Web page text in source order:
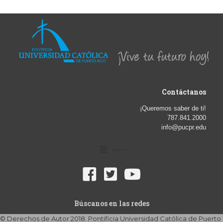
Contáctanos
¡Queremos saber de ti!
787.841.2000
info@pucpr.edu
Búscanos en las redes
© Derechos de Autor 2018. Pontificia Universidad Católica de Puerto